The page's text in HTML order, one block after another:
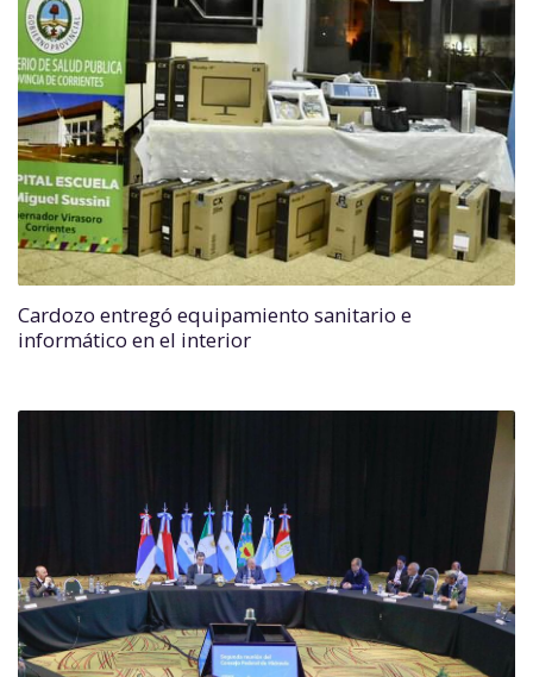
Cardozo entregó equipamiento sanitario e
informático en el interior